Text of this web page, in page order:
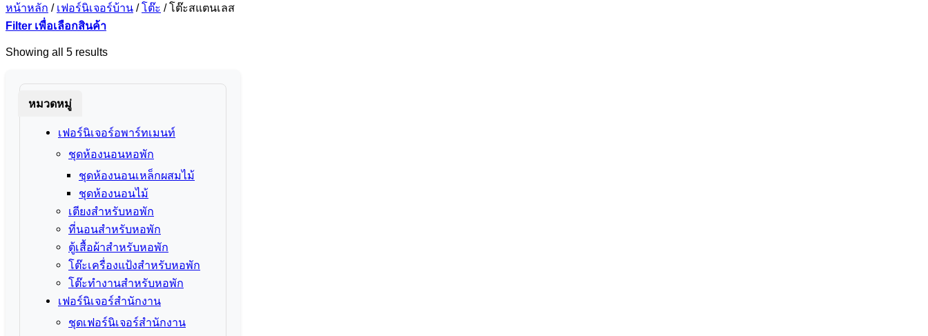
หน้าหลัก / เฟอร์นิเจอร์บ้าน / โต๊ะ /โต๊ะสแตนเลส
Filter เพื่อเลือกสินค้า
Showing all 5 resultsSorted
หมวดหมู่
เฟอร์นิเจอร์อพาร์ทเมนท์
ชุดห้องนอนหอพัก
ชุดห้องนอนเหล็กผสมไม้
ชุดห้องนอนไม้
เตียงสำหรับหอพัก
ที่นอนสำหรับหอพัก
ตู้เสื้อผ้าสำหรับหอพัก
โต๊ะเครื่องแป้งสำหรับหอพัก
โต๊ะทำงานสำหรับหอพัก
เฟอร์นิเจอร์สำนักงาน
ชุดเฟอร์นิเจอร์สำนักงาน